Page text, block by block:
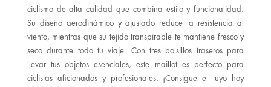
ciclismo de alta calidad que combina estilo y funcionalidad.
Su diseño aerodinámico y ajustado reduce la resistencia al
viento, mientras que su tejido transpirable te mantiene fresco y
seco durante todo tu viaje. Con tres bolsillos traseros para
llevar tus objetos esenciales, este maillot es perfecto para
ciclistas aficionados y profesionales. ¡Consigue el tuyo hoy